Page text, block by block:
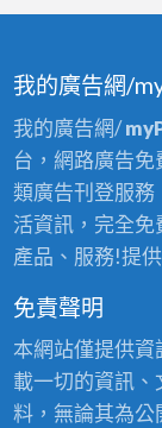
我的廣告網/
我的廣告網/
台，網路廣告
類廣告刊登服務
活資訊，完全
產品、服務!提
免責聲明
本網站僅提供
載一切的資訊
料，無論其為